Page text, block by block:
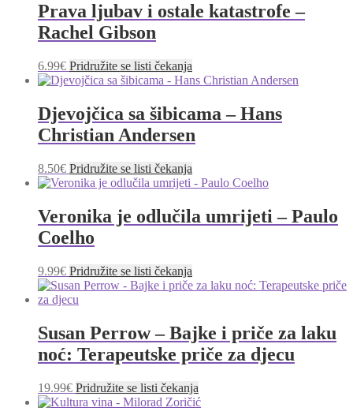
Prava ljubav i ostale katastrofe –
Rachel Gibson
6.99€ Pridružite se listi čekanja
Djevojčica sa šibicama – Hans
Christian Andersen
8.50€ Pridružite se listi čekanja
Veronika je odlučila umrijeti – Paulo
Coelho
9.99€ Pridružite se listi čekanja
Susan Perrow – Bajke i priče za laku
noć: Terapeutske priče za djecu
19.99€ Pridružite se listi čekanja